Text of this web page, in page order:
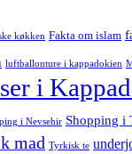
køkken Fakta om islam
luftballonture i kappadokien
i
i Nevsehir Shopping i
mad Tyrkisk te